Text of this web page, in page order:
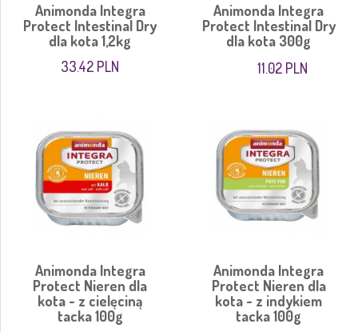
Animonda Integra
Protect Intestinal Dry
dla kota 1,2kg
33.42 PLN
Animonda Integra
Protect Intestinal Dry
dla kota 300g
11.02 PLN
Animonda Integra
Protect Nieren dla
kota - z cielęciną
tacka 100g
Animonda Integra
Protect Nieren dla
kota - z indykiem
tacka 100g